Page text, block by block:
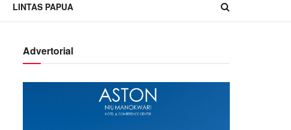
LINTAS PAPUA
Advertorial